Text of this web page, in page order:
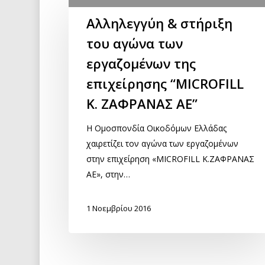
Αλληλεγγύη & στήριξη
του αγώνα των
εργαζομένων της
επιχείρησης “MICROFILL
Κ. ΖΑΦΡΑΝΑΣ ΑΕ”
Η Ομοσπονδία Οικοδόμων Ελλάδας
χαιρετίζει τον αγώνα των εργαζομένων
στην επιχείρηση «MICROFILL Κ.ΖΑΦΡΑΝΑΣ
ΑΕ», στην…
1 Νοεμβρίου 2016